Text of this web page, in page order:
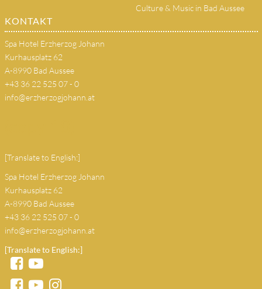
Culture & Music in Bad Aussee
KONTAKT
Spa Hotel Erzherzog Johann
Kurhausplatz 62
A-8990 Bad Aussee
+43 36 22 525 07 - 0
info@erzherzogjohann.at
[Translate to English:]
Spa Hotel Erzherzog Johann
Kurhausplatz 62
A-8990 Bad Aussee
+43 36 22 525 07 - 0
info@erzherzogjohann.at
[Translate to English:]